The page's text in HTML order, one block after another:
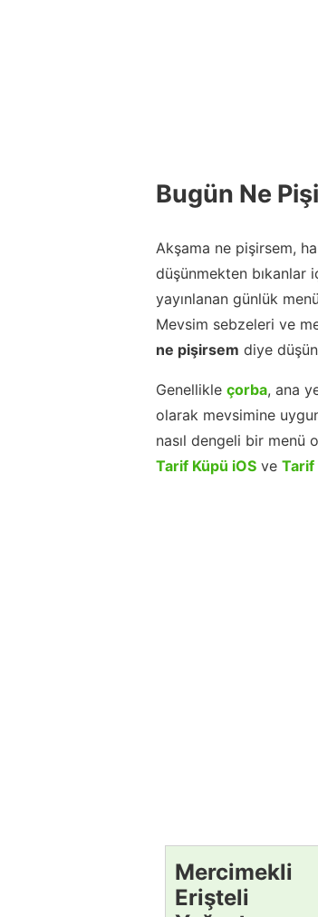
Bugün Ne
Akşama ne pişirsem,
düşünmekten bıkanlar
yayınlanan günlük
Mevsim sebzeleri ve
ne pişirsem diye
Genellikle çorba, ana
olarak mevsimine
nasıl dengeli bir menü
Tarif Küpü iOS ve Tarif
Mercimekli
Erişteli